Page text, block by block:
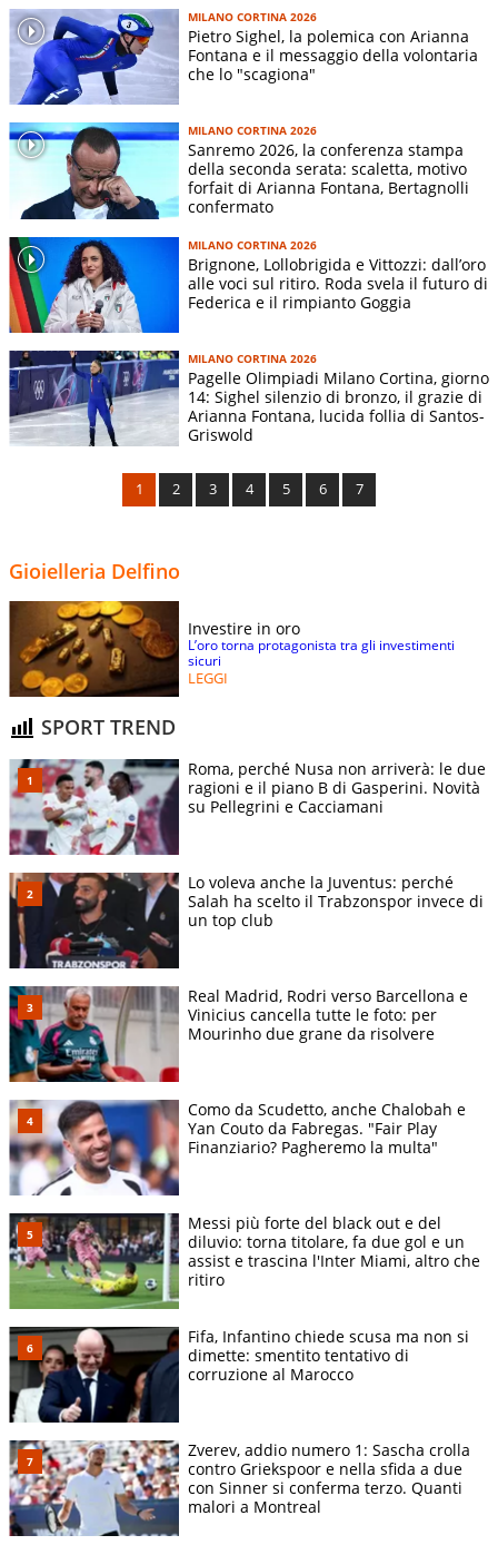
MILANO CORTINA 2026
Pietro Sighel, la polemica con Arianna
Fontana e il messaggio della volontaria
che lo "scagiona"
MILANO CORTINA 2026
Sanremo 2026, la conferenza stampa
della seconda serata: scaletta, motivo
forfait di Arianna Fontana, Bertagnolli
confermato
MILANO CORTINA 2026
Brignone, Lollobrigida e Vittozzi: dall’oro
alle voci sul ritiro. Roda svela il futuro di
Federica e il rimpianto Goggia
MILANO CORTINA 2026
Pagelle Olimpiadi Milano Cortina, giorno
14: Sighel silenzio di bronzo, il grazie di
Arianna Fontana, lucida follia di Santos-
Griswold
1 2 3 4 5 6 7
Gioielleria Delfino
Investire in oro
L’oro torna protagonista tra gli investimenti
sicuri
LEGGI
SPORT TREND
Roma, perché Nusa non arriverà: le due
ragioni e il piano B di Gasperini. Novità
su Pellegrini e Cacciamani
Lo voleva anche la Juventus: perché
Salah ha scelto il Trabzonspor invece di
un top club
Real Madrid, Rodri verso Barcellona e
Vinicius cancella tutte le foto: per
Mourinho due grane da risolvere
Como da Scudetto, anche Chalobah e
Yan Couto da Fabregas. "Fair Play
Finanziario? Pagheremo la multa"
Messi più forte del black out e del
diluvio: torna titolare, fa due gol e un
assist e trascina l'Inter Miami, altro che
ritiro
Fifa, Infantino chiede scusa ma non si
dimette: smentito tentativo di
corruzione al Marocco
Zverev, addio numero 1: Sascha crolla
contro Griekspoor e nella sfida a due
con Sinner si conferma terzo. Quanti
malori a Montreal